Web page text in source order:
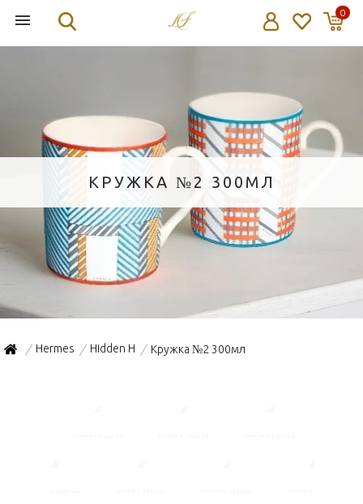
0
КРУЖКА №2 300МЛ
/ Hermes / Hidden H / Кружка №2 300мл